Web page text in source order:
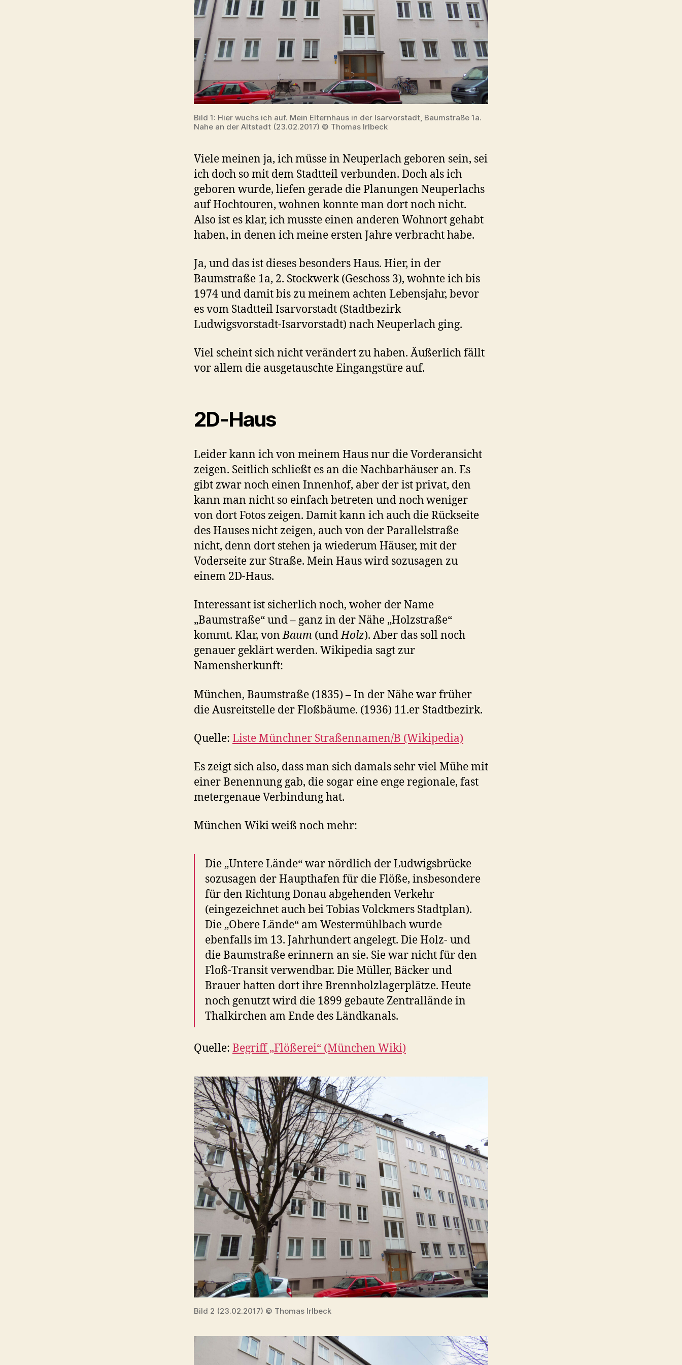
Bild 1: Hier wuchs ich auf. Mein Elternhaus in der Isarvorstadt, Baumstraße 1a.
Nahe an der Altstadt (23.02.2017) © Thomas Irlbeck
Viele meinen ja, ich müsse in Neuperlach geboren sein, sei
ich doch so mit dem Stadtteil verbunden. Doch als ich
geboren wurde, liefen gerade die Planungen Neuperlachs
auf Hochtouren, wohnen konnte man dort noch nicht.
Also ist es klar, ich musste einen anderen Wohnort gehabt
haben, in denen ich meine ersten Jahre verbracht habe.
Ja, und das ist dieses besonders Haus. Hier, in der
Baumstraße 1a, 2. Stockwerk (Geschoss 3), wohnte ich bis
1974 und damit bis zu meinem achten Lebensjahr, bevor
es vom Stadtteil Isarvorstadt (Stadtbezirk
Ludwigsvorstadt-Isarvorstadt) nach Neuperlach ging.
Viel scheint sich nicht verändert zu haben. Äußerlich fällt
vor allem die ausgetauschte Eingangstüre auf.
2D-Haus
Leider kann ich von meinem Haus nur die Vorderansicht
zeigen. Seitlich schließt es an die Nachbarhäuser an. Es
gibt zwar noch einen Innenhof, aber der ist privat, den
kann man nicht so einfach betreten und noch weniger
von dort Fotos zeigen. Damit kann ich auch die Rückseite
des Hauses nicht zeigen, auch von der Parallelstraße
nicht, denn dort stehen ja wiederum Häuser, mit der
Voderseite zur Straße. Mein Haus wird sozusagen zu
einem 2D-Haus.
Interessant ist sicherlich noch, woher der Name
„Baumstraße“ und – ganz in der Nähe „Holzstraße“
kommt. Klar, vonBaum (undHolz). Aber das soll noch
genauer geklärt werden. Wikipedia sagt zur
Namensherkunft:
München, Baumstraße (1835) – In der Nähe war früher
die Ausreitstelle der Floßbäume. (1936) 11.er Stadtbezirk.
Quelle: Liste Münchner Straßennamen/B (Wikipedia)
Es zeigt sich also, dass man sich damals sehr viel Mühe mit
einer Benennung gab, die sogar eine enge regionale, fast
metergenaue Verbindung hat.
München Wiki weiß noch mehr:
Die „Untere Lände“ war nördlich der Ludwigsbrücke
sozusagen der Haupthafen für die Flöße, insbesondere
für den Richtung Donau abgehenden Verkehr
(eingezeichnet auch bei Tobias Volckmers Stadtplan).
Die „Obere Lände“ am Westermühlbach wurde
ebenfalls im 13. Jahrhundert angelegt. Die Holz- und
die Baumstraße erinnern an sie. Sie war nicht für den
Floß-Transit verwendbar. Die Müller, Bäcker und
Brauer hatten dort ihre Brennholzlagerplätze. Heute
noch genutzt wird die 1899 gebaute Zentrallände in
Thalkirchen am Ende des Ländkanals.
Quelle: Begriff „Flößerei“ (München Wiki)
Bild 2 (23.02.2017) © Thomas Irlbeck